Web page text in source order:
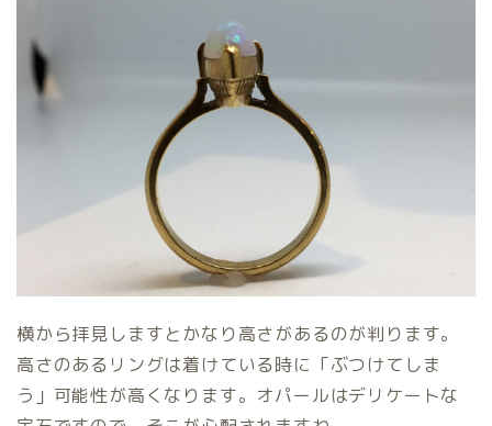
横から拝見しますとかなり高さがあるのが判ります。
高さのあるリングは着けている時に「ぶつけてしま
う」可能性が高くなります。オパールはデリケートな